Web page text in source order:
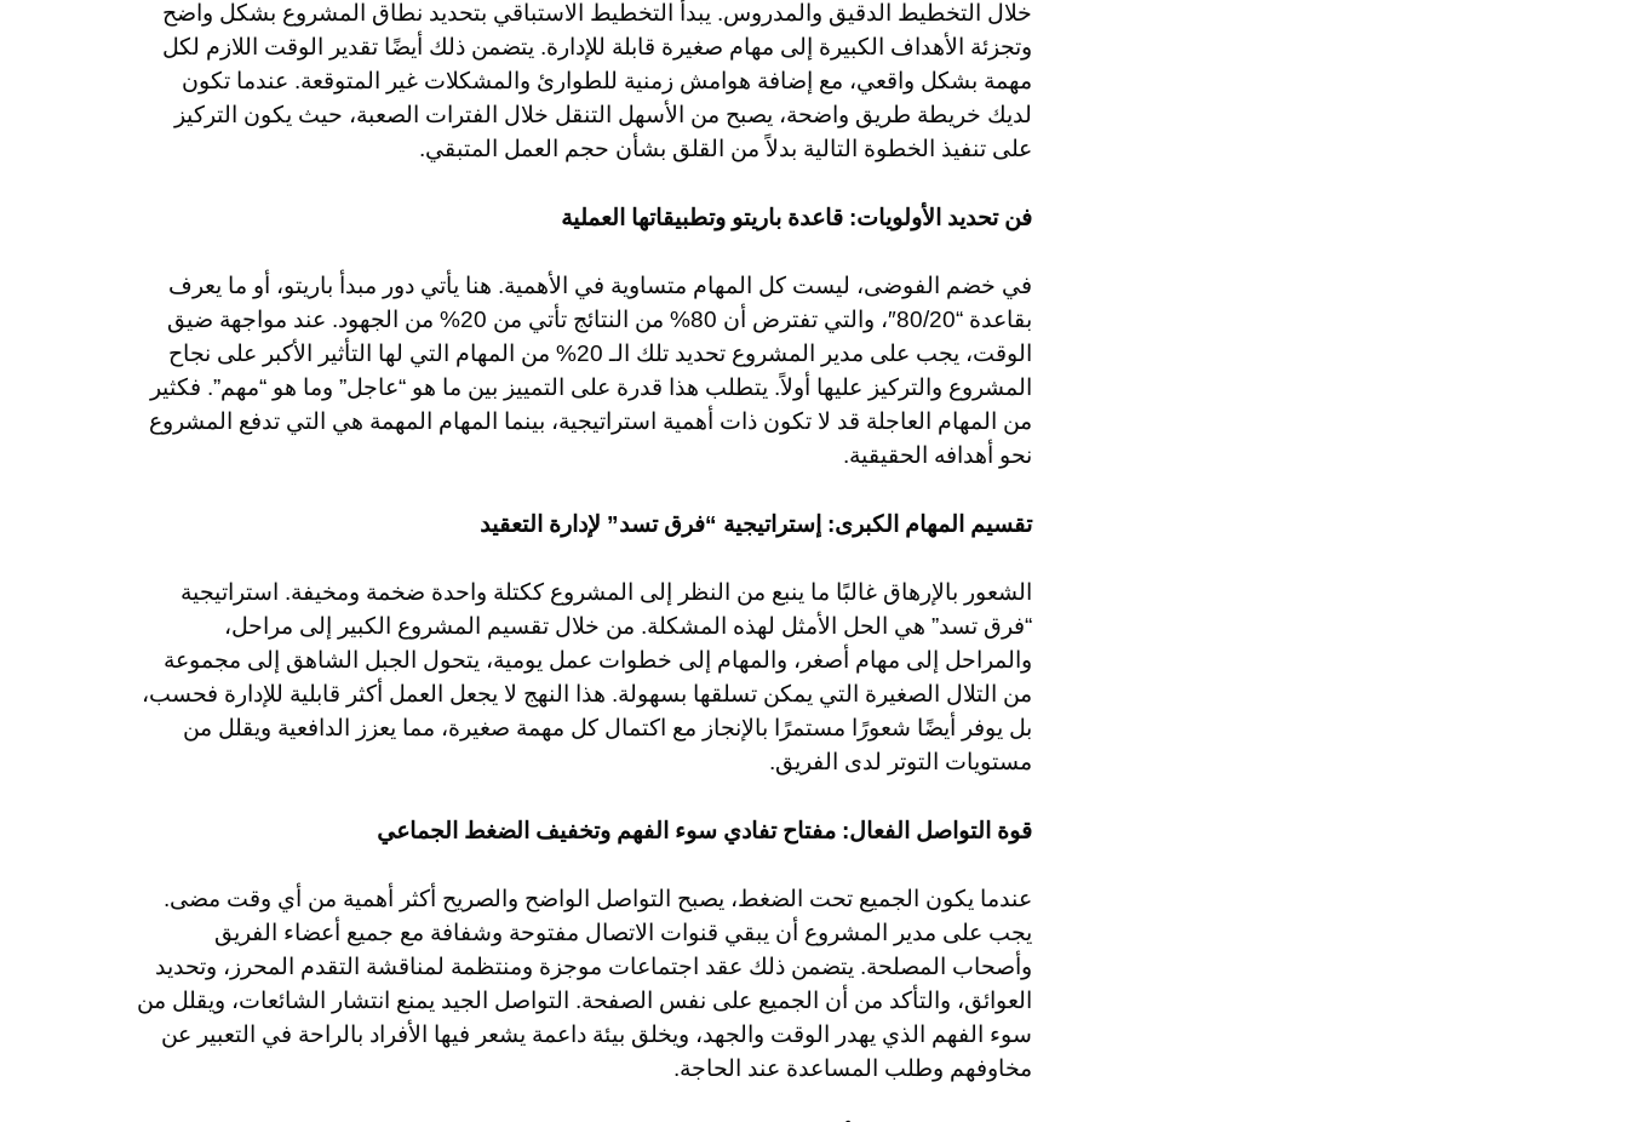
خلال التخطيط الدقيق والمدروس. يبدأ التخطيط الاستباقي بتحديد نطاق المشروع بشكل واضح
وتجزئة الأهداف الكبيرة إلى مهام صغيرة قابلة للإدارة. يتضمن ذلك أيضًا تقدير الوقت اللازم لكل
مهمة بشكل واقعي، مع إضافة هوامش زمنية للطوارئ والمشكلات غير المتوقعة. عندما تكون
لديك خريطة طريق واضحة، يصبح من الأسهل التنقل خلال الفترات الصعبة، حيث يكون التركيز
على تنفيذ الخطوة التالية بدلاً من القلق بشأن حجم العمل المتبقي.
فن تحديد الأولويات: قاعدة باريتو وتطبيقاتها العملية
في خضم الفوضى، ليست كل المهام متساوية في الأهمية. هنا يأتي دور مبدأ باريتو، أو ما يعرف
بقاعدة “80/20″، والتي تفترض أن 80% من النتائج تأتي من 20% من الجهود. عند مواجهة ضيق
الوقت، يجب على مدير المشروع تحديد تلك الـ 20% من المهام التي لها التأثير الأكبر على نجاح
المشروع والتركيز عليها أولاً. يتطلب هذا قدرة على التمييز بين ما هو “عاجل” وما هو “مهم”. فكثير
من المهام العاجلة قد لا تكون ذات أهمية استراتيجية، بينما المهام المهمة هي التي تدفع المشروع
نحو أهدافه الحقيقية.
تقسيم المهام الكبرى: إستراتيجية “فرق تسد” لإدارة التعقيد
الشعور بالإرهاق غالبًا ما ينبع من النظر إلى المشروع ككتلة واحدة ضخمة ومخيفة. استراتيجية
“فرق تسد” هي الحل الأمثل لهذه المشكلة. من خلال تقسيم المشروع الكبير إلى مراحل،
والمراحل إلى مهام أصغر، والمهام إلى خطوات عمل يومية، يتحول الجبل الشاهق إلى مجموعة
من التلال الصغيرة التي يمكن تسلقها بسهولة. هذا النهج لا يجعل العمل أكثر قابلية للإدارة فحسب،
بل يوفر أيضًا شعورًا مستمرًا بالإنجاز مع اكتمال كل مهمة صغيرة، مما يعزز الدافعية ويقلل من
مستويات التوتر لدى الفريق.
قوة التواصل الفعال: مفتاح تفادي سوء الفهم وتخفيف الضغط الجماعي
عندما يكون الجميع تحت الضغط، يصبح التواصل الواضح والصريح أكثر أهمية من أي وقت مضى.
يجب على مدير المشروع أن يبقي قنوات الاتصال مفتوحة وشفافة مع جميع أعضاء الفريق
وأصحاب المصلحة. يتضمن ذلك عقد اجتماعات موجزة ومنتظمة لمناقشة التقدم المحرز، وتحديد
العوائق، والتأكد من أن الجميع على نفس الصفحة. التواصل الجيد يمنع انتشار الشائعات، ويقلل من
سوء الفهم الذي يهدر الوقت والجهد، ويخلق بيئة داعمة يشعر فيها الأفراد بالراحة في التعبير عن
مخاوفهم وطلب المساعدة عند الحاجة.